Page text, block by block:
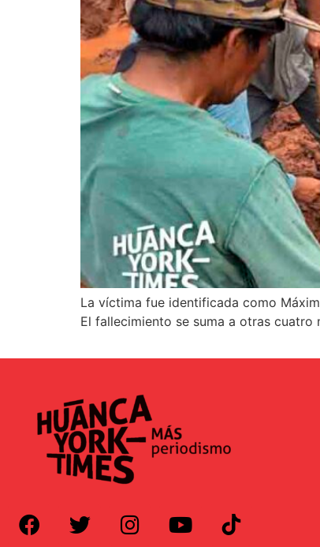
La víctima fue identificada como
El fallecimiento se suma a otras cuatro